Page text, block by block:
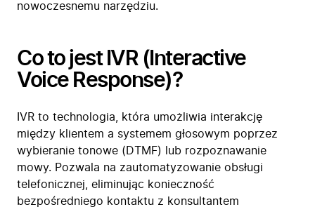
nowoczesnemu narzędziu.
Co to jest IVR (Interactive
Voice Response)?
IVR to technologia, która umożliwia interakcję
między klientem a systemem głosowym poprzez
wybieranie tonowe (DTMF) lub rozpoznawanie
mowy. Pozwala na zautomatyzowanie obsługi
telefonicznej, eliminując konieczność
bezpośredniego kontaktu z konsultantem